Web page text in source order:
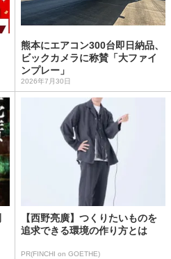
熊本にエアコン300台即日納品、
ビックカメラに称賛「大ファイ
ンプレー」
2026年7月30日
【西野亮廣】つくりたいものを
追求できる環境の作り方とは
PR(FINCHI on GOETHE)